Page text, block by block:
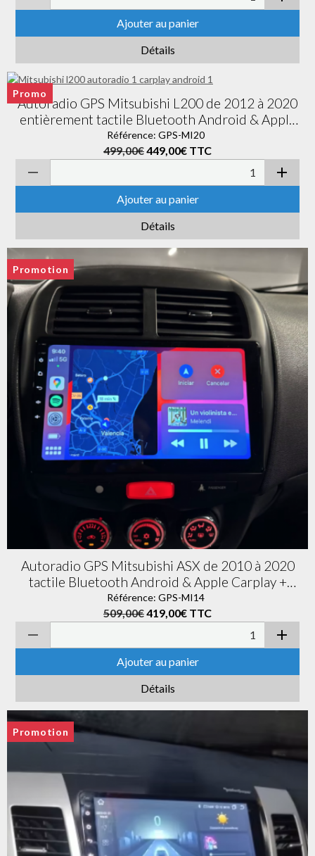
Ajouter au panier
Détails
Promo
Autoradio GPS Mitsubishi L200 de 2012 à 2020
entièrement tactile Bluetooth Android & Apple
Carplay + caméra de recul
Référence: GPS-MI20
499,00€449,00€ TTC
Ajouter au panier
Détails
Promotion
Autoradio GPS Mitsubishi ASX de 2010 à 2020
tactile Bluetooth Android & Apple Carplay +
caméra de recul
Référence: GPS-MI14
509,00€419,00€ TTC
Ajouter au panier
Détails
Promotion